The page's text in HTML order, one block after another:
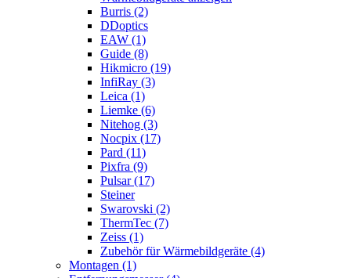
Burris (2)
DDoptics
EAW (1)
Guide (8)
Hikmicro (19)
InfiRay (3)
Leica (1)
Liemke (6)
Nitehog (3)
Nocpix (17)
Pard (11)
Pixfra (9)
Pulsar (17)
Steiner
Swarovski (2)
ThermTec (7)
Zeiss (1)
Zubehör für Wärmebildgeräte (4)
Montagen (1)